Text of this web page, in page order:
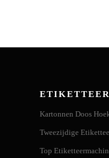
Kartonnen Doos
Tweezijdige
Top